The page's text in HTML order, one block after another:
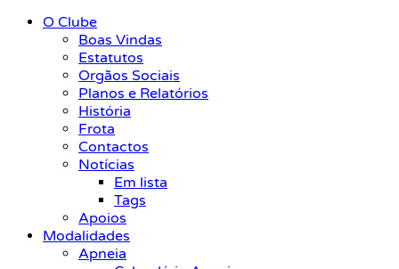
O Clube
Boas Vindas
Estatutos
Orgãos Sociais
Planos e Relatórios
História
Frota
Contactos
Notícias
Em lista
Tags
Apoios
Modalidades
Apneia